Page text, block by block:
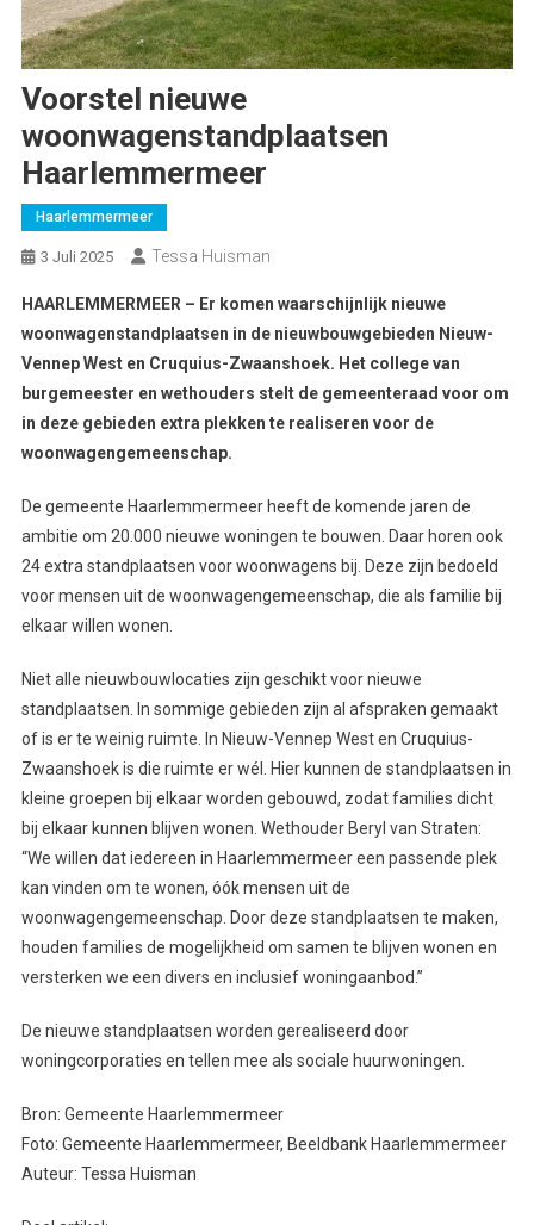
Voorstel nieuwe
woonwagenstandplaatsen
Haarlemmermeer
Haarlemmermeer
3 Juli 2025 Tessa Huisman
HAARLEMMERMEER – Er komen waarschijnlijk nieuwe
woonwagenstandplaatsen in de nieuwbouwgebieden Nieuw-
Vennep West en Cruquius-Zwaanshoek. Het college van
burgemeester en wethouders stelt de gemeenteraad voor om
in deze gebieden extra plekken te realiseren voor de
woonwagengemeenschap.
De gemeente Haarlemmermeer heeft de komende jaren de
ambitie om 20.000 nieuwe woningen te bouwen. Daar horen ook
24 extra standplaatsen voor woonwagens bij. Deze zijn bedoeld
voor mensen uit de woonwagengemeenschap, die als familie bij
elkaar willen wonen.
Niet alle nieuwbouwlocaties zijn geschikt voor nieuwe
standplaatsen. In sommige gebieden zijn al afspraken gemaakt
of is er te weinig ruimte. In Nieuw-Vennep West en Cruquius-
Zwaanshoek is die ruimte er wél. Hier kunnen de standplaatsen in
kleine groepen bij elkaar worden gebouwd, zodat families dicht
bij elkaar kunnen blijven wonen. Wethouder Beryl van Straten:
“We willen dat iedereen in Haarlemmermeer een passende plek
kan vinden om te wonen, óók mensen uit de
woonwagengemeenschap. Door deze standplaatsen te maken,
houden families de mogelijkheid om samen te blijven wonen en
versterken we een divers en inclusief woningaanbod.”
De nieuwe standplaatsen worden gerealiseerd door
woningcorporaties en tellen mee als sociale huurwoningen.
Bron: Gemeente Haarlemmermeer
Foto: Gemeente Haarlemmermeer, Beeldbank Haarlemmermeer
Auteur: Tessa Huisman